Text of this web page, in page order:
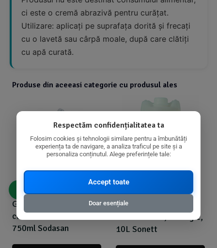
ci este o cremă abrazivă pentru curățat.
Utilizare: aplicați pe suprafața dorită și frecați
cu o lavetă sau cârpă moale, după care clătiți
cu apă curată.
Produse din aceeasi categorie cu produsul ales
Gel power bio de
curatare a toaletei
750ml Sodasan
19,10lei
Detergent pentru baie
cu acid citric, ecologic,
10L Sonett
193,10lei
189,52lei
Respectăm confidențialitatea ta
Folosim cookies și tehnologii similare pentru a îmbunătăți
experiența ta de navigare, a analiza traficul pe site și a
personaliza conținutul. Alege preferințele tale:
Accept toate
Doar esențiale